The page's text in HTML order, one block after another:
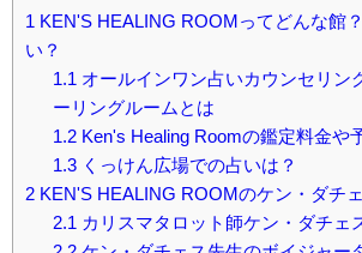
1 KEN'S HEALING ROOMってどんな館
い？
1.1 オールインワン占いカウンセリン
ーリングルームとは
1.2Ken's Healing Roomの鑑定料金や
1.3くっけん広場での占いは？
2 KEN'S HEALING ROOMのケン・ダチ
2.1 カリスマタロット師ケン・ダチェ